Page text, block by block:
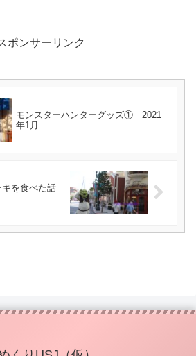
ポンサーリンク
モンスターハンターグッズ① 2021
年1月
を食べた話